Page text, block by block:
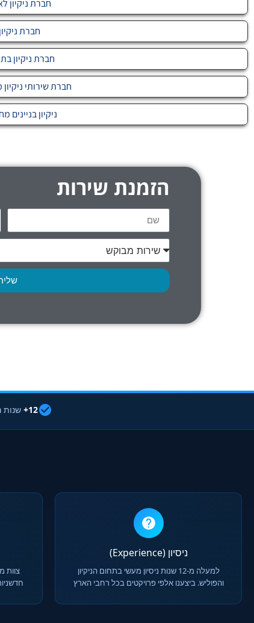
חברת ניקיון
חברת
חברת ניקיון
חברת שירותי
ניקיון בניינים
הזמנת שירות
12+ שנות
ניסיון (Experience)
למעלה מ-12 שנות ניסיון מעשי בתחום הניקיון
והפוליש. ביצענו אלפי פרויקטים בכל רחבי הארץ
צוות